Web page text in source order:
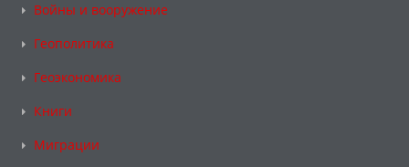
Войны и вооружение
Геополитика
Геоэкономика
Книги
Миграции